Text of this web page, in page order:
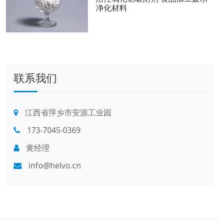
净化材料
联系我们
江西省萍乡市安源工业园
173-7045-0369
黄经理
info@helvo.cn